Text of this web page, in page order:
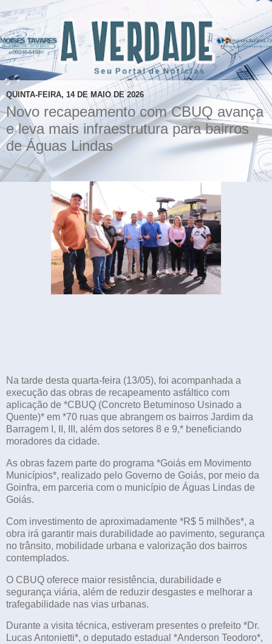
QUINTA-FEIRA, 14 DE MAIO DE 2026
Novo recapeamento com CBUQ avança
e leva mais infraestrutura para bairros
de Águas Lindas
Na tarde desta quarta-feira (13/05), foi acompanhada a
execução das obras de recapeamento asfáltico com
aplicação de *CBUQ (Concreto Betuminoso Usinado a
Quente)* em *70 ruas que abrangem os bairros Jardim da
Barragem I, II, III, além dos setores 8 e 9,* beneficiando
moradores da cidade.
As obras fazem parte do programa *Goiás em Movimento
Municípios*, realizado pelo Governo de Goiás, por meio da
Goinfra, em parceria com o município de Águas Lindas de
Goiás.
Com investimento de aproximadamente *R$ 5 milhões*, a
obra irá garantir mais durabilidade ao pavimento, segurança
no trânsito, mobilidade urbana e valorização dos bairros
contemplados.
O CBUQ oferece maior resistência, durabilidade e
segurança viária, além de reduzir desgastes e melhorar a
trafegabilidade nas vias urbanas.
Durante a visita técnica, estiveram presentes o prefeito *Dr.
Lucas Antonietti*, o deputado estadual *Anderson Teodoro*,